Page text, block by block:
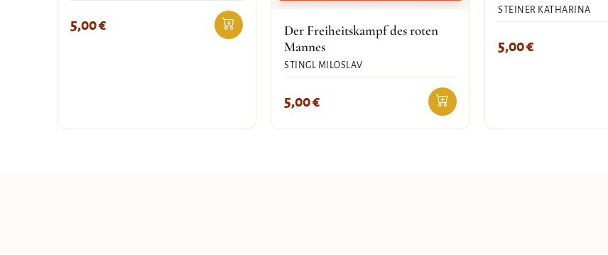
5,00€
Der Freiheitskampf des roten
Mannes
STINGL MILOSLAV
5,00€
STEINER KATHARINA
5,00€